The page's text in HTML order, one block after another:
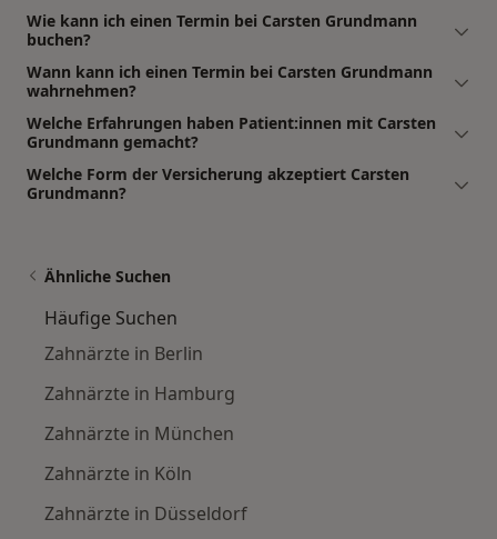
Wie kann ich einen Termin bei Carsten Grundmann
buchen?
Wann kann ich einen Termin bei Carsten Grundmann
wahrnehmen?
Welche Erfahrungen haben Patient:innen mit Carsten
Grundmann gemacht?
Welche Form der Versicherung akzeptiert Carsten
Grundmann?
Ähnliche Suchen
Häufige Suchen
Zahnärzte in Berlin
Zahnärzte in Hamburg
Zahnärzte in München
Zahnärzte in Köln
Zahnärzte in Düsseldorf